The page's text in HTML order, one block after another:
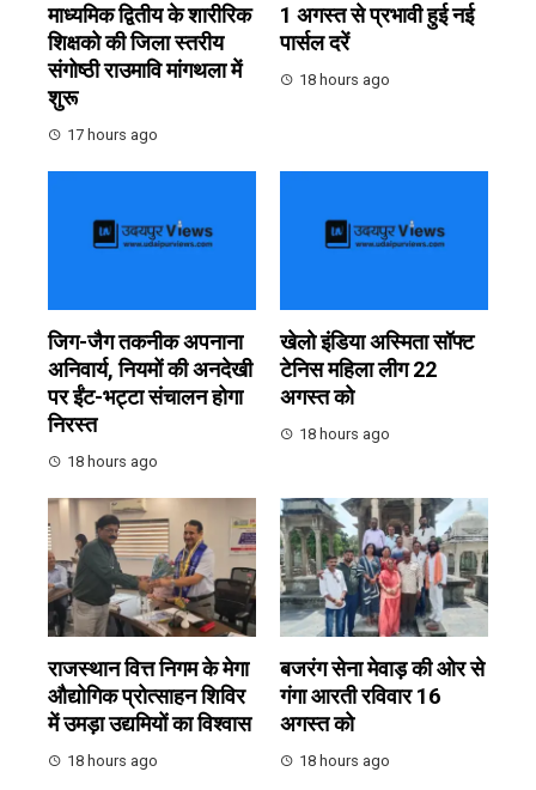
माध्यमिक द्वितीय के शारीरिक
शिक्षको की जिला स्तरीय
संगोष्ठी राउमावि मांगथला में
शुरू
17 hours ago
1 अगस्त से प्रभावी हुई नई
पार्सल दरें
18 hours ago
जिग-जैग तकनीक अपनाना
अनिवार्य, नियमों की अनदेखी
पर ईंट-भट्टा संचालन होगा
निरस्त
18 hours ago
खेलो इंडिया अस्मिता सॉफ्ट
टेनिस महिला लीग 22
अगस्त को
18 hours ago
राजस्थान वित्त निगम के मेगा
औद्योगिक प्रोत्साहन शिविर
में उमड़ा उद्यमियों का विश्वास
18 hours ago
बजरंग सेना मेवाड़ की ओर से
गंगा आरती रविवार 16
अगस्त को
18 hours ago